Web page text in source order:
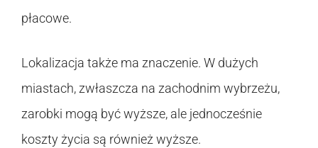
płacowe.
Lokalizacja także ma znaczenie. W dużych
miastach, zwłaszcza na zachodnim wybrzeżu,
zarobki mogą być wyższe, ale jednocześnie
koszty życia są również wyższe.